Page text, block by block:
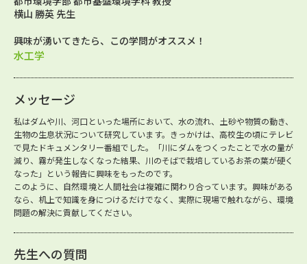
横山 勝英 先生
興味が湧いてきたら、この学問がオススメ！
水工学
メッセージ
私はダムや川、河口といった場所において、水の流れ、土砂や物質の動き、
生物の生息状況について研究しています。きっかけは、高校生の頃にテレビ
で見たドキュメンタリー番組でした。「川にダムをつくったことで水の量が
減り、霧が発生しなくなった結果、川のそばで栽培しているお茶の葉が硬く
なった」という報告に興味をもったのです。
このように、自然環境と人間社会は複雑に関わり合っています。興味がある
なら、机上で知識を身につけるだけでなく、実際に現場で触れながら、環境
問題の解決に貢献してください。
先生への質問